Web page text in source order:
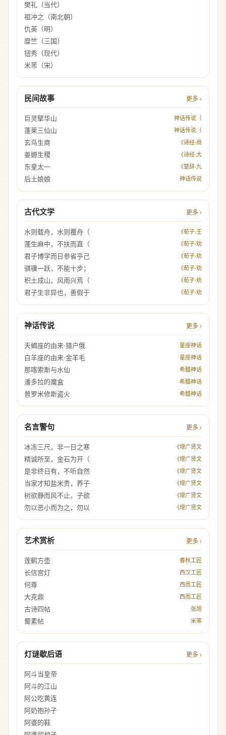
樊礼（当代）
祖冲之（南北朝）
仇英（明）
糜竺（三国）
钮秀（现代）
米芾（宋）
民间故事 更多 ›
巨灵擘华山 神话传说（
蓬莱三仙山 神话传说（
玄鸟生商 《诗经·商
姜嫄生稷 《诗经·大
东皇太一 《楚辞·九
后土娘娘 神话传说
古代文学 更多 ›
水则载舟，水则覆舟（ 《荀子·王
蓬生麻中，不扶而直（ 《荀子·劝
君子博学而日参省乎己 《荀子·劝
骐骥一跃，不能十步； 《荀子·劝
积土成山，风雨兴焉（ 《荀子·劝
君子生非异也，善假于 《荀子·劝
神话传说 更多 ›
天蝎座的由来·猎户俄 星座神话
白羊座的由来·金羊毛 星座神话
那喀索斯与水仙 希腊神话
潘多拉的魔盒 希腊神话
普罗米修斯盗火 希腊神话
名言警句 更多 ›
冰冻三尺，非一日之寒 《增广贤文
精诚所至，金石为开（ 《增广贤文
是非终日有，不听自然 《增广贤文
当家才知盐米贵，养子 《增广贤文
树欲静而风不止，子欲 《增广贤文
勿以恶小而为之，勿以 《增广贤文
艺术赏析 更多 ›
莲鹤方壶 春秋工匠
长信宫灯 西汉工匠
何尊 西周工匠
大克鼎 西周工匠
古诗四帖 张旭
蜀素帖 米芾
灯谜歇后语 更多 ›
阿斗当皇帝
阿斗的江山
阿公吃黄连
阿奶抱孙子
阿婆的鞋